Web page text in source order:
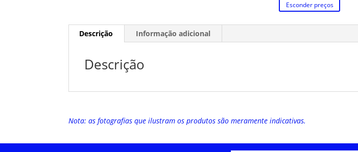
Esconder preços
Descrição Informação adicional
Descrição
Nota: as fotografias que ilustram os produtos são meramente indicativas.